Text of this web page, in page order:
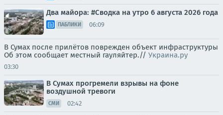
Два майора: #Сводка на утро 6 августа 2026 года
ПАБЛИКИ 06:09
В Сумах после прилётов поврежден объект инфраструктуры
Об этом сообщает местный гауляйтер.// Украина.ру
03:30
В Сумах прогремели взрывы на фоне
воздушной тревоги
СМИ 02:42